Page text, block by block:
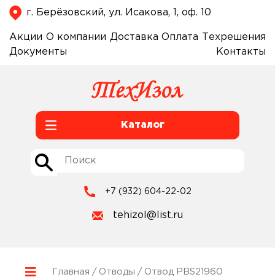
г. Берёзовский, ул. Исакова, 1, оф. 10
Акции О компании Доставка Оплата
Техрешения
Документы
Контакты
Каталог
+7 (932) 604-22-02
tehizol@list.ru
Главная / Отводы / Отвод PBS21960